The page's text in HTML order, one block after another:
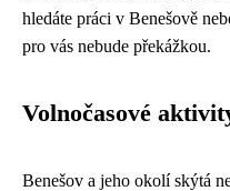
hledáte práci v Benešově
pro vás nebude překážkou.
Volnočasové
Benešov a jeho okolí skýtá